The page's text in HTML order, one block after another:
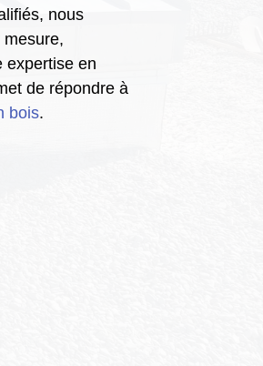
nous
expertise en
de répondre à
bois.